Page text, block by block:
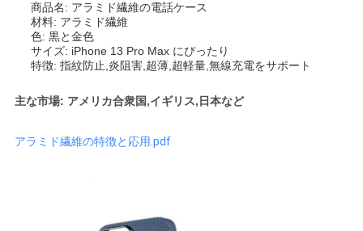
PRIVACY
POLICY
商品名: アラミド繊維の電話ケース
材料: アラミド繊維
色: 黒と金色
サイズ: iPhone 13 Pro Max にぴったり
特徴: 指紋防止,炎阻害,超薄,超軽量,無線充電をサポート
主な市場: アメリカ合衆国,イギリス,日本など
アラミド繊維の特徴と応用.pdf